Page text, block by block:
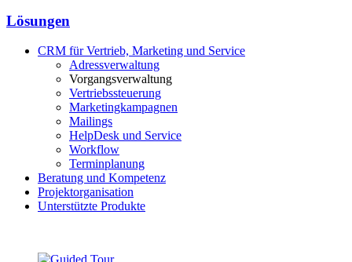
Lösungen
CRM für Vertrieb, Marketing und Service
Adressverwaltung
Vorgangsverwaltung
Vertriebssteuerung
Marketingkampagnen
Mailings
HelpDesk und Service
Workflow
Terminplanung
Beratung und Kompetenz
Projektorganisation
Unterstützte Produkte